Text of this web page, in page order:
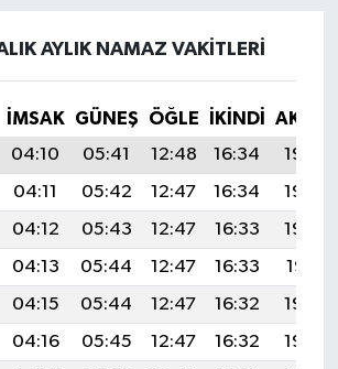
AYLIK NAMAZ VAKITLERI
İMSAK GÜNEŞ ÖĞLE İKINDI
04:10 05:41 12:48 16:34
19:44
04:11 05:42 12:47 16:34
19:43
04:12 05:43 12:47 16:33
19:42
04:13 05:44 12:47 16:33
19:41
04:15 05:44 12:47 16:32
19:40
04:16 05:45 12:47 16:32
19:39